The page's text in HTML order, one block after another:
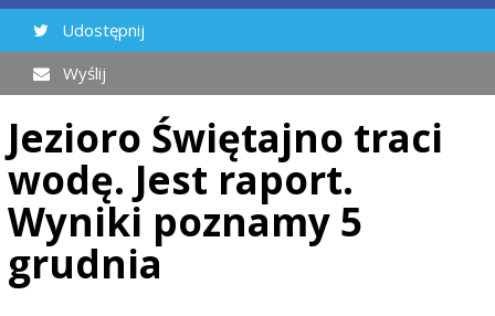
Udostępnij
Wyślij
Jezioro Świętajno traci
wodę. Jest raport.
Wyniki poznamy 5
grudnia